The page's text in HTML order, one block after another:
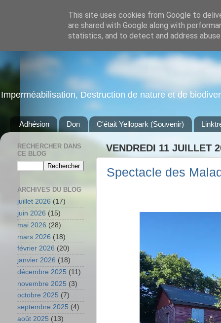
Imperméabilisation, Destruction de nature et de
Adhésion Don C'était Yellopark (Souvenir)
VENDREDI 11 JUILLET
Spectacle des
RECHERCHER DANS
CE BLOG
ARCHIVES DU BLOG
juillet 2026 (17)
juin 2026 (15)
mai 2026 (28)
mars 2026 (18)
février 2026 (20)
janvier 2026 (18)
décembre 2025 (11)
novembre 2025 (3)
octobre 2025 (7)
septembre 2025 (4)
août 2025 (13)
This site uses cookies from Google to
are shared with Google along with
statistics, and to detect and address